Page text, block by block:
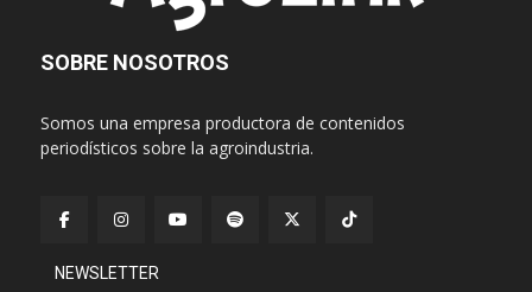
SOBRE NOSOTROS
Somos una empresa productora de contenidos
periodísticos sobre la agroindustria.
NEWSLETTER